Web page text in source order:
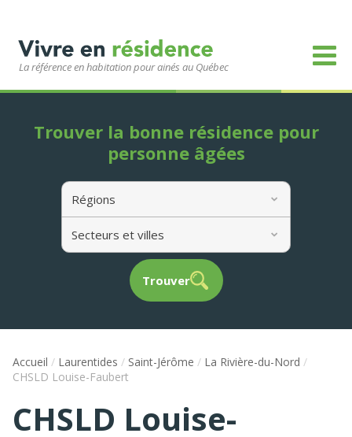
La référence en habitation pour ainés au Québec
Régions
Secteurs et villes
Trouver
Trouver la bonne résidence pour
personne âgées
Accueil / Laurentides / Saint-Jérôme / La Rivière-du-Nord /
CHSLD Louise-Faubert
CHSLD Louise-